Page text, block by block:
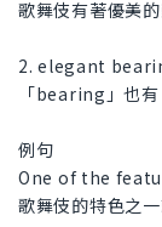
歌舞伎有著優美的
2. elegant
「bearing」也
例句
One of the
歌舞伎的特色之